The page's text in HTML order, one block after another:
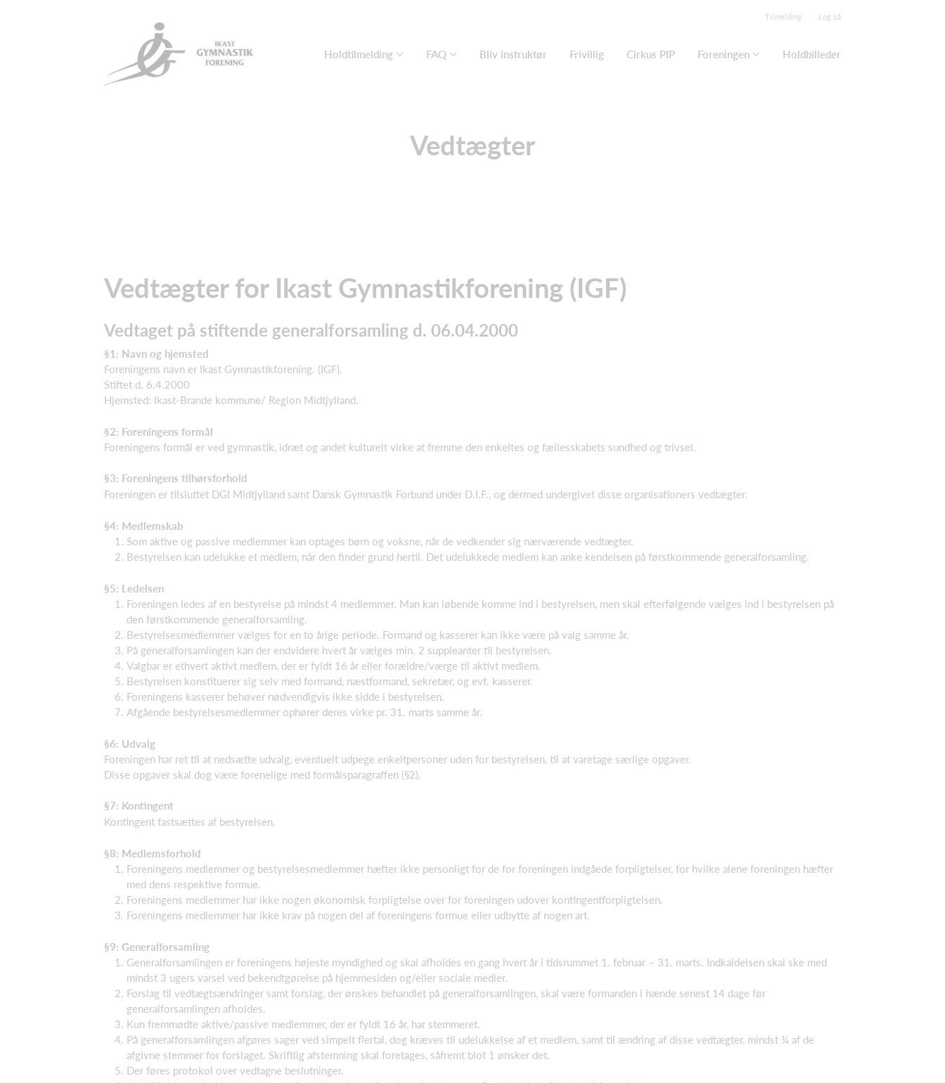
Tilmelding Log på
Holdtilmelding FAQ Bliv instruktør Frivillig Cirkus PIP Foreningen Holdbilleder
Vedtægter
Vedtægter for Ikast Gymnastikforening (IGF)
Vedtaget på stiftende generalforsamling d. 06.04.2000
§1: Navn og hjemsted
Foreningens navn er Ikast Gymnastikforening. (IGF).
Stiftet d. 6.4.2000
Hjemsted: Ikast-Brande kommune/ Region Midtjylland.
§2: Foreningens formål
Foreningens formål er ved gymnastik, idræt og andet kulturelt virke at fremme den enkeltes og fællesskabets sundhed og trivsel.
§3: Foreningens tilhørsforhold
Foreningen er tilsluttet DGI Midtjylland samt Dansk Gymnastik Forbund under D.I.F., og dermed undergivet disse organisationers vedtægter.
§4: Medlemskab
Som aktive og passive medlemmer kan optages børn og voksne, når de vedkender sig nærværende vedtægter.
Bestyrelsen kan udelukke et medlem, når den finder grund hertil. Det udelukkede medlem kan anke kendelsen på førstkommende generalforsamling.
§5: Ledelsen
Foreningen ledes af en bestyrelse på mindst 4 medlemmer. Man kan løbende komme ind i bestyrelsen, men skal efterfølgende vælges ind i bestyrelsen på
den førstkommende generalforsamling.
Bestyrelsesmedlemmer vælges for en to årige periode. Formand og kasserer kan ikke være på valg samme år.
På generalforsamlingen kan der endvidere hvert år vælges min. 2 suppleanter til bestyrelsen.
Valgbar er ethvert aktivt medlem, der er fyldt 16 år eller forældre/værge til aktivt medlem.
Bestyrelsen konstituerer sig selv med formand, næstformand, sekretær, og evt. kasserer.
Foreningens kasserer behøver nødvendigvis ikke sidde i bestyrelsen.
Afgående bestyrelsesmedlemmer ophører deres virke pr. 31. marts samme år.
§6: Udvalg
Foreningen har ret til at nedsætte udvalg, eventuelt udpege enkeltpersoner uden for bestyrelsen, til at varetage særlige opgaver.
Disse opgaver skal dog være forenelige med formålsparagraffen (§2).
§7: Kontingent
Kontingent fastsættes af bestyrelsen.
§8: Medlemsforhold
Foreningens medlemmer og bestyrelsesmedlemmer hæfter ikke personligt for de for foreningen indgåede forpligtelser, for hvilke alene foreningen hæfter
med dens respektive formue.
Foreningens medlemmer har ikke nogen økonomisk forpligtelse over for foreningen udover kontingentforpligtelsen.
Foreningens medlemmer har ikke krav på nogen del af foreningens formue eller udbytte af nogen art.
§9: Generalforsamling
Generalforsamlingen er foreningens højeste myndighed og skal afholdes en gang hvert år i tidsrummet 1. februar – 31. marts. Indkaldelsen skal ske med
mindst 3 ugers varsel ved bekendtgørelse på hjemmesiden og/eller sociale medier.
Forslag til vedtægtsændringer samt forslag, der ønskes behandlet på generalforsamlingen, skal være formanden i hænde senest 14 dage før
generalforsamlingen afholdes.
Kun fremmødte aktive/passive medlemmer, der er fyldt 16 år, har stemmeret.
På generalforsamlingen afgøres sager ved simpelt flertal, dog kræves til udelukkelse af et medlem, samt til ændring af disse vedtægter, mindst ¾ af de
afgivne stemmer for forslaget. Skriftlig afstemning skal foretages, såfremt blot 1 ønsker det.
Der føres protokol over vedtagne beslutninger.